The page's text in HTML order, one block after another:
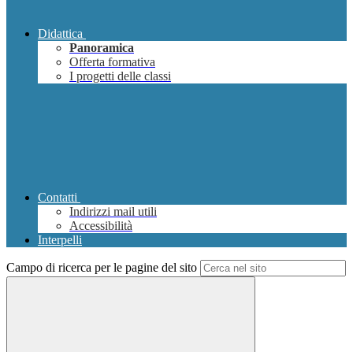
Didattica
Panoramica
Offerta formativa
I progetti delle classi
Contatti
Indirizzi mail utili
Accessibilità
Interpelli
Campo di ricerca per le pagine del sito